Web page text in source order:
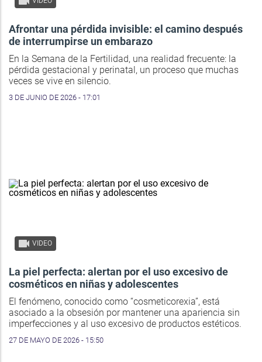
Afrontar una pérdida invisible: el camino después
de interrumpirse un embarazo
En la Semana de la Fertilidad, una realidad frecuente: la
pérdida gestacional y perinatal, un proceso que muchas
veces se vive en silencio.
3 DE JUNIO DE 2026 - 17:01
VIDEO
La piel perfecta: alertan por el uso excesivo de
cosméticos en niñas y adolescentes
El fenómeno, conocido como “cosmeticorexia”, está
asociado a la obsesión por mantener una apariencia sin
imperfecciones y al uso excesivo de productos estéticos.
27 DE MAYO DE 2026 - 15:50